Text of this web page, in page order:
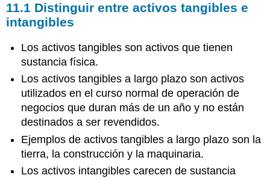
11.1 Distinguir entre activos tangibles e
intangibles
Los activos tangibles son activos que tienen
sustancia física.
Los activos tangibles a largo plazo son activos
utilizados en el curso normal de operación de
negocios que duran más de un año y no están
destinados a ser revendidos.
Ejemplos de activos tangibles a largo plazo son la
tierra, la construcción y la maquinaria.
Los activos intangibles carecen de sustancia